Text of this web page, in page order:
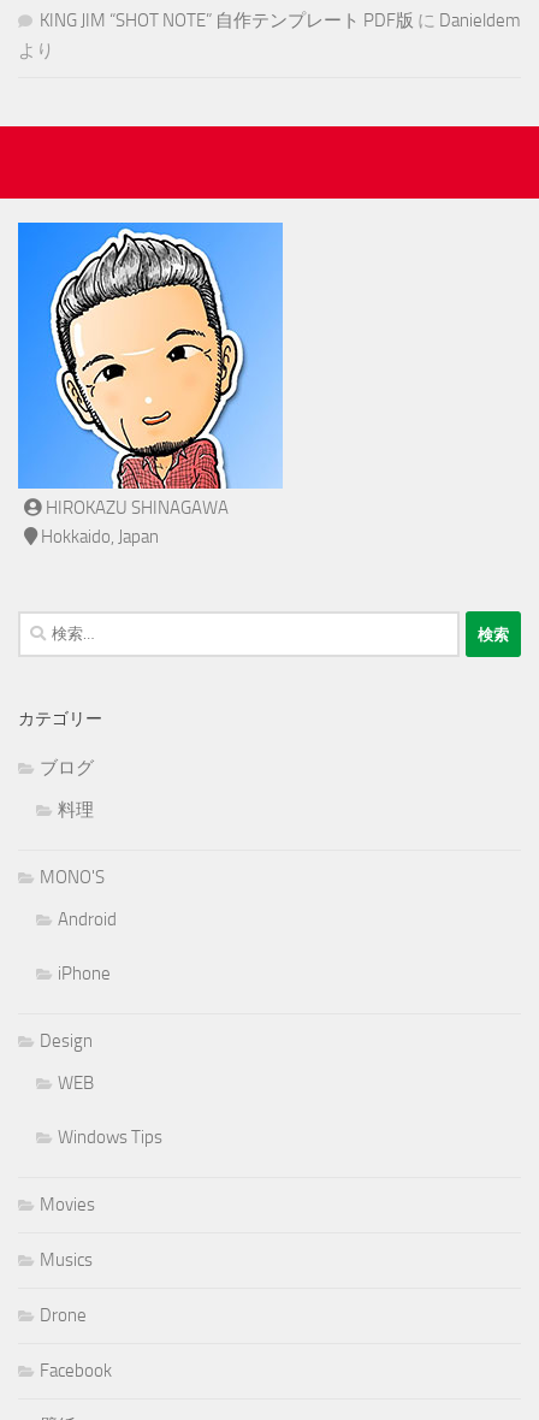
KING JIM “SHOT NOTE” 自作テンプレート PDF版 に Danieldem
より
HIROKAZU SHINAGAWA
Hokkaido, Japan
検
索:
カテゴリー
ブログ
料理
MONO'S
Android
iPhone
Design
WEB
Windows Tips
Movies
Musics
Drone
Facebook